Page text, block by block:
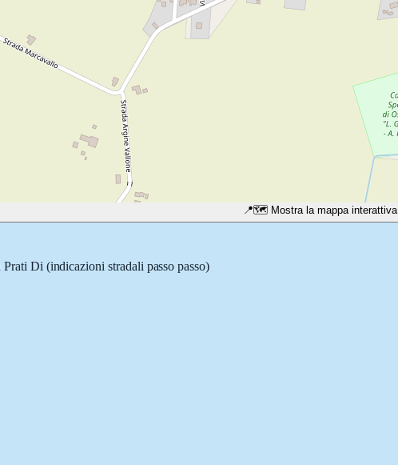
📍🗺️ Mostra la mappa interattiva
Prati Di (indicazioni stradali passo passo)